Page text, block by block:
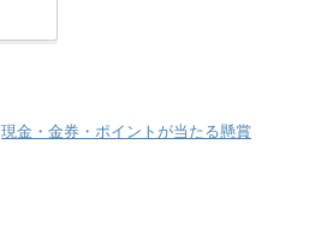
現金・金券・ポイントが当たる懸賞